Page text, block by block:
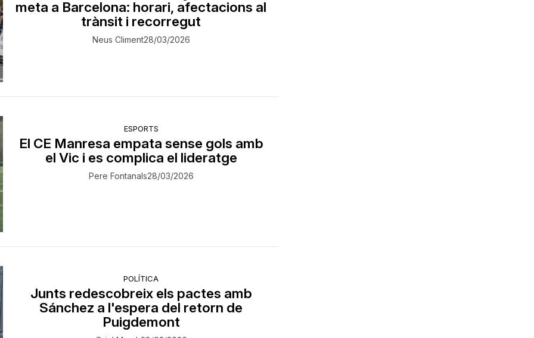
meta a Barcelona: horari, afectacions al
trànsit i recorregut
Neus Climent28/03/2026
ESPORTS
El CE Manresa empata sense gols amb
el Vic i es complica el lideratge
Pere Fontanals28/03/2026
POLÍTICA
Junts redescobreix els pactes amb
Sánchez a l'espera del retorn de
Puigdemont